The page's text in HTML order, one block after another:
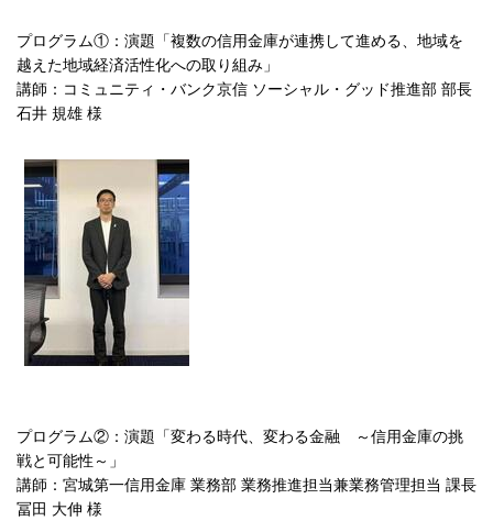
プログラム①：演題「複数の信用金庫が連携して進める、地域を
越えた地域経済活性化への取り組み」
講師：コミュニティ・バンク京信 ソーシャル・グッド推進部 部長
石井 規雄 様
プログラム②：演題「変わる時代、変わる金融 ～信用金庫の挑
戦と可能性～」
講師：宮城第一信用金庫 業務部 業務推進担当兼業務管理担当 課長
冨田 大伸 様